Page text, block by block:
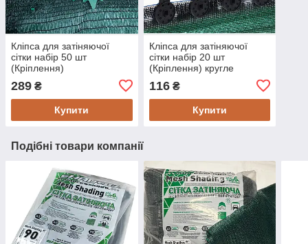
Кліпса для затіняючої
сітки набір 50 шт
(Кріплення)
289 ₴
Купити
Кліпса для затіняючої
сітки набір 20 шт
(Кріплення) кругле
116₴
Купити
Подібні товари компанії